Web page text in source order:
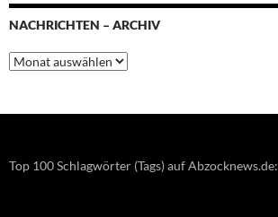
NACHRICHTEN – ARCHIV
Nachrichten
–
Top 100 Schlagwörter (Tags) auf Abzocknews.de: